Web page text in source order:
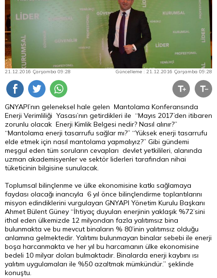
21.12.2016 Çarşamba 09:28 Güncelleme : 21.12.2016 Çarşamba 09:28
GNYAPI’nın geleneksel hale gelen Mantolama Konferansında
Enerji Verimliliği Yasası’nın getirdikleri ile “Mayıs 2017’den itibaren
zorunlu olacak Enerji Kimlik Belgesi nedir? Nasıl alınır?”
“Mantolama enerji tasarrufu sağlar mı?” “Yüksek enerji tasarrufu
elde etmek için nasıl mantolama yapmalıyız?” Gibi gündemi
meşgul eden tüm soruların cevapları devlet yetkilileri, alanında
uzman akademisyenler ve sektör liderleri tarafından nihai
tüketicinin bilgisine sunulacak.
Toplumsal bilinçlenme ve ülke ekonomisine katkı sağlamaya
faydası olacağı inancıyla 6 yıl önce bilinçlendirme toplantılarını
misyon edindiklerini vurgulayan GNYAPI Yönetim Kurulu Başkanı
Ahmet Bülent Güney “İhtiyaç duyulan enerjinin yaklaşık %72’sini
ithal eden ülkemizde 12 milyondan fazla yalıtımsız bina
bulunmakta ve bu mevcut binaların % 80’inin yalıtımsız olduğu
anlamına gelmektedir. Yalıtımı bulunmayan binalar sebebi ile enerji
boşa harcanmakta ve her yıl bu harcamanın ülke ekonomisine
bedeli 10 milyar doları bulmaktadır. Binalarda enerji kaybını ısı
yalıtım uygulamaları ile %50 azaltmak mümkündür.” şeklinde
konuştu.